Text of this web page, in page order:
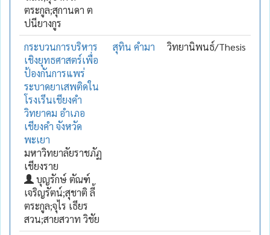
ตระกูล;สุกานดา ต
ปนียางกูร
กระบวนการบริหาร
เชิงยุทธศาสตร์เพื่อ
ป้องกันการแพร่
ระบาดยาเสพติดใน
โรงเรีนเชียงคำ
วิทยาคม อำเภอ
เชียงคำ จังหวัด
พะเยา
มหาวิทยาลัยราชภัฏ
เชียงราย
บุญรักษ์ ตัณฑ์
เจริญรัตน์;สุชาติ ลี้
ตระกูล;จุไร เธียร
สวน;สายสวาท วิชัย
สุทิน คำมา วิทยานิพนธ์/Thesis